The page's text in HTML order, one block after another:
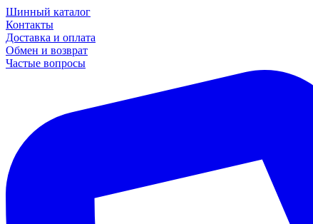
Шинный каталог
Контакты
Доставка и оплата
Обмен и возврат
Частые вопросы